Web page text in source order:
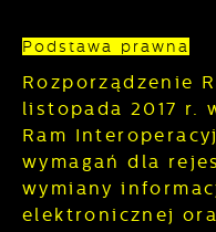
Podstawa prawna
Rozporządzenie
listopada 2017 r.
Ram
wymagań dla
wymiany
elektronicznej